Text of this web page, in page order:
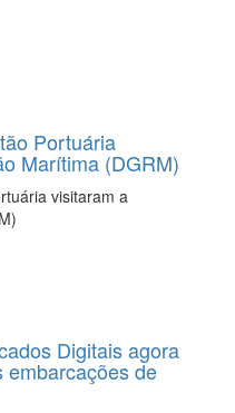
Portuária
Marítima (DGRM)
visitaram a
Digitais agora
embarcações de